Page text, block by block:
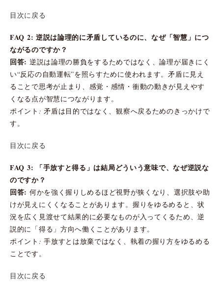
目次に戻る
FAQ 2: 逆説は論理的に矛盾しているのに、なぜ「智慧」につ
ながるのですか？
回答: 逆説は論理の勝負をするためではなく、論理が届きにく
い“反応の自動運転”を照らすために使われます。矛盾に見え
ることで思考が止まり、感覚・感情・衝動の動きが見えやす
くなる点が智慧につながります。
ポイント: 矛盾は目的ではなく、観察へ戻るためのきっかけで
す。
目次に戻る
FAQ 3: 「手放すと得る」は結局どういう意味で、なぜ逆説な
のですか？
回答: 何かを強く握りしめるほど視野が狭くなり、選択肢や助
けが見えにくくなることがあります。握りをゆるめると、状
況を広く見渡せて結果的に必要なものが入ってくるため、逆
説的に「得る」方向へ働くことがあります。
ポイント: 手放すとは放棄ではなく、執着の握り方をゆるめる
ことです。
目次に戻る